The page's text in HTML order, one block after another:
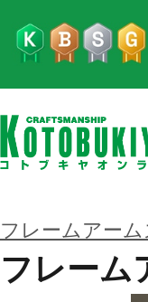
フレームアー
フレーム